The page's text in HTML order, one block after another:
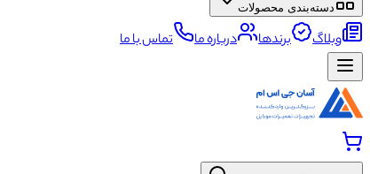
دسته‌بندی محصولات
وبلاگ برندها درباره ما تماس با ما